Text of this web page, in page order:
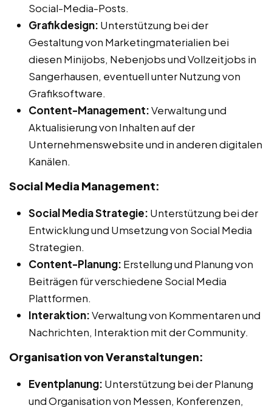
Social-Media-Posts.
Grafikdesign: Unterstützung bei der
Gestaltung von Marketingmaterialien bei
diesen Minijobs, Nebenjobs und Vollzeitjobs in
Sangerhausen, eventuell unter Nutzung von
Grafiksoftware.
Content-Management:Verwaltung und
Aktualisierung von Inhalten auf der
Unternehmenswebsite und in anderen digitalen
Kanälen.
Social Media Management:
Social Media Strategie: Unterstützung bei der
Entwicklung und Umsetzung von Social Media
Strategien.
Content-Planung: Erstellung und Planung von
Beiträgen für verschiedene Social Media
Plattformen.
Interaktion:Verwaltung von Kommentaren und
Nachrichten, Interaktion mit der Community.
Organisation von Veranstaltungen:
Eventplanung: Unterstützung bei der Planung
und Organisation von Messen, Konferenzen,